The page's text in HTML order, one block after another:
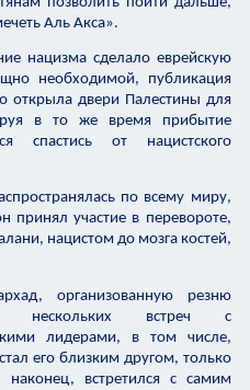
Аль Акса».
нацизма сделало еврейскую
необходимой, публикация
открыла двери Палестины для
в то же время прибытие
спастись от нацистского
по всему миру,
участие в перевороте,
нацистом до мозга костей,
организованную резню
нескольких встреч с
лидерами, в том числе,
его близким другом, только
встретился с самим